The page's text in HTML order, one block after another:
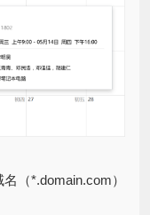
（*.domain.com）